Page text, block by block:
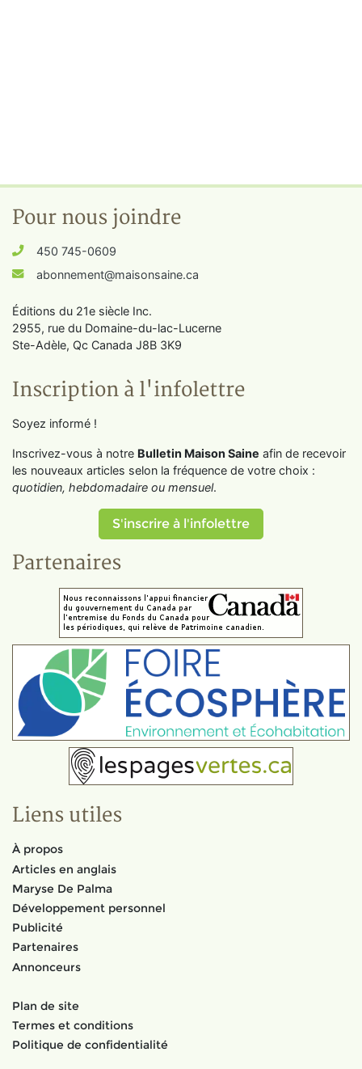
Pour nous joindre
450 745-0609
abonnement@maisonsaine.ca
Éditions du 21e siècle Inc.
2955, rue du Domaine-du-lac-Lucerne
Ste-Adèle, Qc Canada J8B 3K9
Inscription à l'infolettre
Soyez informé !
Inscrivez-vous à notre Bulletin Maison Saine afin de recevoir
les nouveaux articles selon la fréquence de votre choix :
quotidien, hebdomadaire ou mensuel.
S'inscrire à l'infolettre
Partenaires
Liens utiles
À propos
Articles en anglais
Maryse De Palma
Développement personnel
Publicité
Partenaires
Annonceurs
Plan de site
Termes et conditions
Politique de confidentialité